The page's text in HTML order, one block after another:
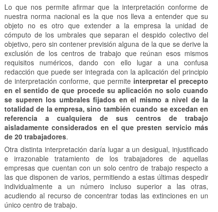
Lo que nos permite afirmar que la interpretación conforme de
nuestra norma nacional es la que nos lleva a entender que su
objeto no es otro que extender a la empresa la unidad de
cómputo de los umbrales que separan el despido colectivo del
objetivo, pero sin contener previsión alguna de la que se derive la
exclusión de los centros de trabajo que reúnan esos mismos
requisitos numéricos, dando con ello lugar a una confusa
redacción que puede ser integrada con la aplicación del principio
de interpretación conforme, que permite interpretar el precepto
en el sentido de que procede su aplicación no solo cuando
se superen los umbrales fijados en el mismo a nivel de la
totalidad de la empresa, sino también cuando se excedan en
referencia a cualquiera de sus centros de trabajo
aisladamente considerados en el que presten servicio más
de 20 trabajadores.
Otra distinta interpretación daría lugar a un desigual, injustificado
e irrazonable tratamiento de los trabajadores de aquellas
empresas que cuentan con un solo centro de trabajo respecto a
las que disponen de varios, permitiendo a estas últimas despedir
individualmente a un número incluso superior a las otras,
acudiendo al recurso de concentrar todas las extinciones en un
único centro de trabajo.